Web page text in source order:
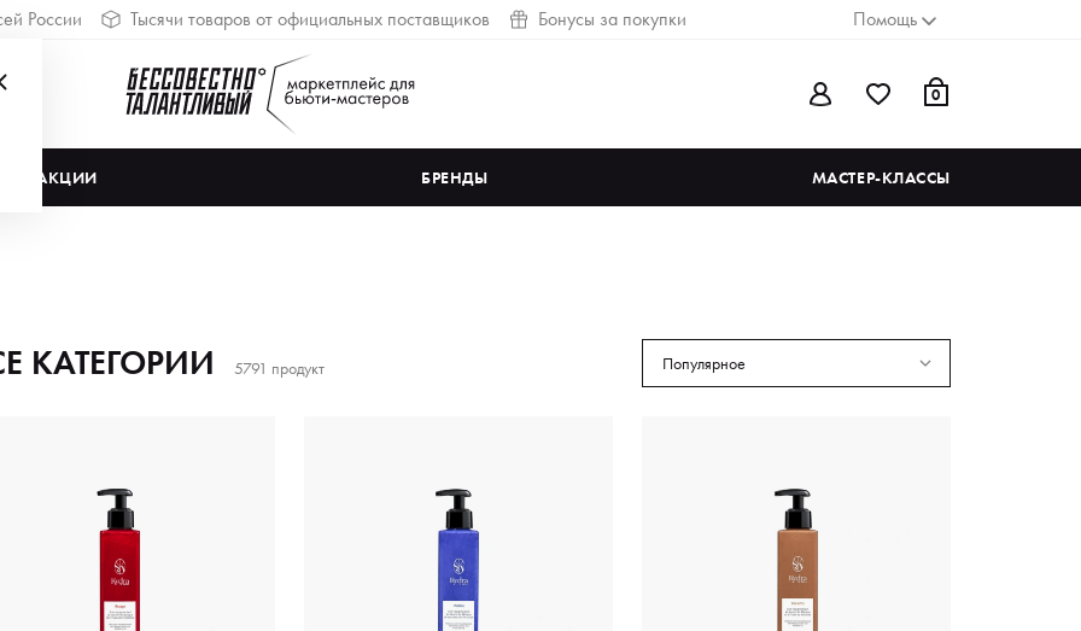
России Тысячи товаров от официальных поставщиков Бонусы за покупки Помощь
0
АКЦИИ БРЕНДЫ МАСТЕР-КЛАССЫ
КАТЕГОРИИ 5791 продукт Популярное